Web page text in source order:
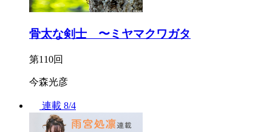
骨太な剣士 〜ミヤマクワガタ
第110回
今森光彦
連載 8/4